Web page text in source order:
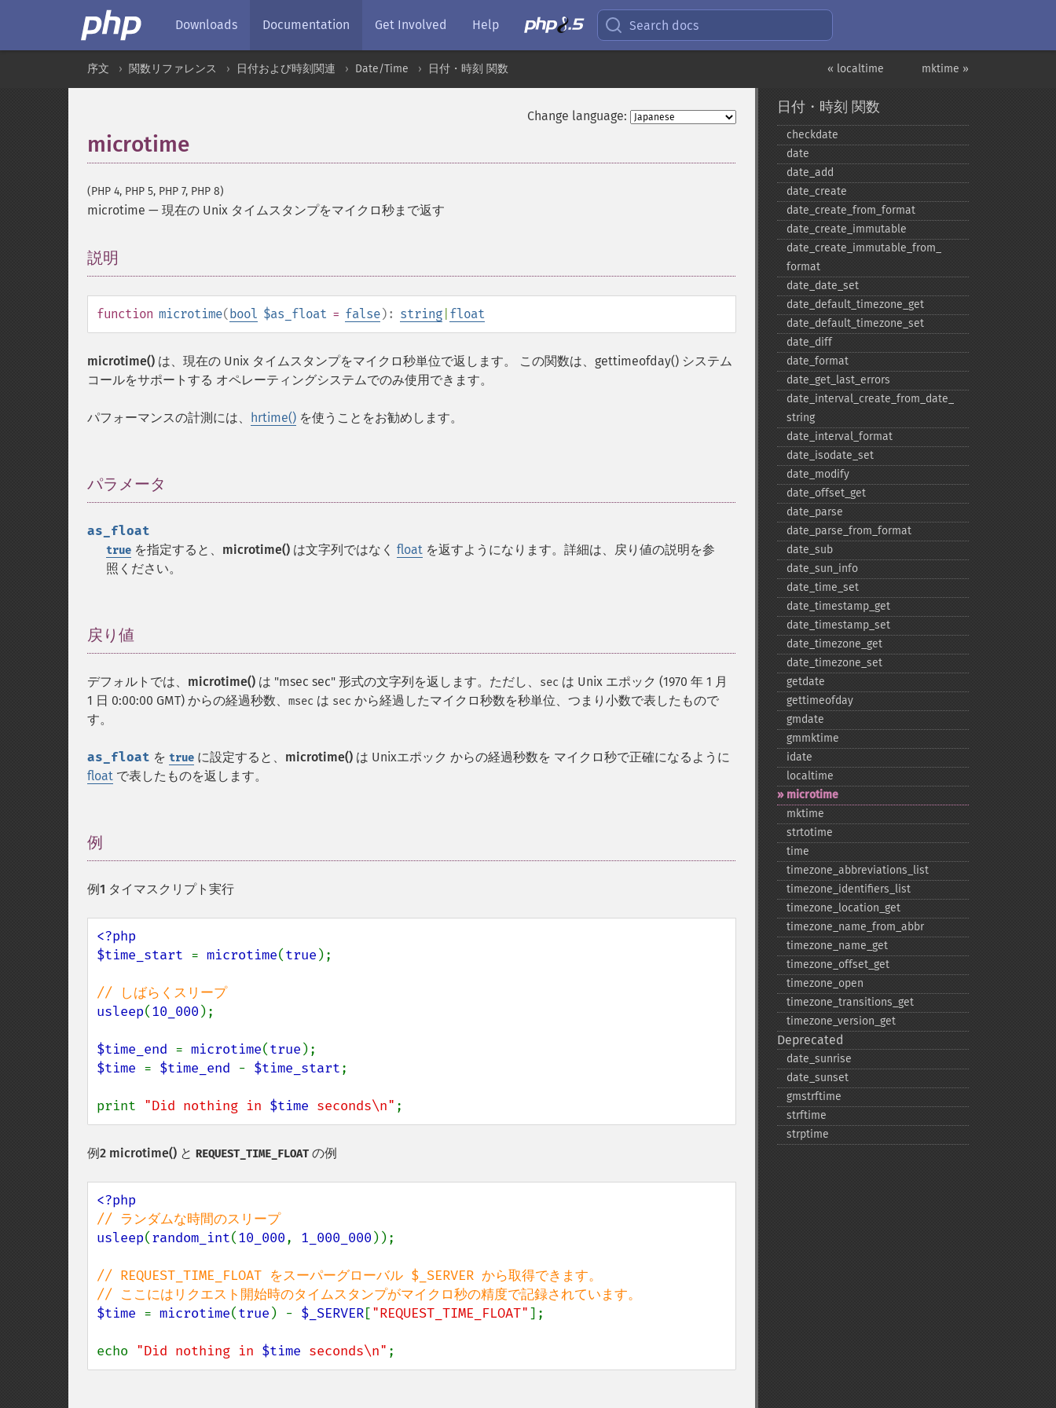
Downloads Documentation Get Involved Help Search docs
mktime »
« localtime
序文 関数リファレンス 日付および時刻関連 Date/Time 日付・時刻 関数
Change language:
microtime
(PHP 4, PHP 5, PHP 7, PHP 8)
microtime — 現在の Unix タイムスタンプをマイクロ秒まで返す
説明
function microtime(bool $as_float = false): string float
microtime() は、現在の Unix タイムスタンプをマイクロ秒単位で返します。 この関数は、gettimeofday() システム
コールをサポートする オペレーティングシステムでのみ使用できます。
パフォーマンスの計測には、 hrtime() を使うことをお勧めします。
パラメータ
as_float
true を指定すると、 microtime() は文字列ではなく float を返すようになります。詳細は、戻り値の説明を参
照ください。
戻り値
デフォルトでは、 microtime() は "msec sec" 形式の文字列を返します。ただし、 sec は Unix エポック (1970 年 1 月
1 日 0:00:00 GMT) からの経過秒数、 msec は sec から経過したマイクロ秒数を秒単位、つまり小数で表したもので
す。
as_float を true に設定すると、 microtime() は Unixエポック からの経過秒数を マイクロ秒で正確になるように
float で表したものを返します。
例
例1 タイマスクリプト実行
<?php
$time_start = microtime(true );
usleep(10_000 );
$time_end = microtime(true
$time = $time_end - $time_start;
print "Did nothing in $time seconds\n" ;
例2 microtime() と REQUEST_TIME_FLOAT の例
usleep(random_int(10_000, 1_000_000 ));
// REQUEST_TIME_FLOAT をスーパーグローバル $_SERVER から取得できます。
$time = microtime(true ) - $_SERVER["REQUEST_TIME_FLOAT"];
echo "Did nothing in $time seconds\n" ;
日付・時刻 関数
checkdate
date
date_​add
date_​create
date_​create_​from_​format
date_​create_​immutable
date_​create_​immutable_​from_​
format
date_​date_​set
date_​default_​timezone_​get
date_​default_​timezone_​set
date_​diff
date_​format
date_​get_​last_​errors
date_​interval_​create_​from_​date_​
string
date_​interval_​format
date_​isodate_​set
date_​modify
date_​offset_​get
date_​parse
date_​parse_​from_​format
date_​sub
date_​sun_​info
date_​time_​set
date_​timestamp_​get
date_​timestamp_​set
date_​timezone_​get
date_​timezone_​set
getdate
gettimeofday
gmdate
gmmktime
idate
localtime
microtime
mktime
strtotime
time
timezone_​abbreviations_​list
timezone_​identifiers_​list
timezone_​location_​get
timezone_​name_​from_​abbr
timezone_​name_​get
timezone_​offset_​get
timezone_​open
timezone_​transitions_​get
timezone_​version_​get
Deprecated
date_​sunrise
date_​sunset
gmstrftime
strftime
strptime